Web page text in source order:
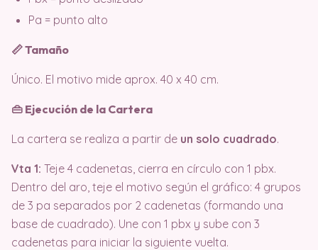
Pa = punto alto
📏 Tamaño
Único. El motivo mide aprox. 40 x 40 cm.
👜 Ejecución de la Cartera
La cartera se realiza a partir de un solo cuadrado.
Vta 1: Teje 4 cadenetas, cierra en círculo con 1 pbx.
Dentro del aro, teje el motivo según el gráfico: 4 grupos
de 3 pa separados por 2 cadenetas (formando una
base de cuadrado). Une con 1 pbx y sube con 3
cadenetas para iniciar la siguiente vuelta.